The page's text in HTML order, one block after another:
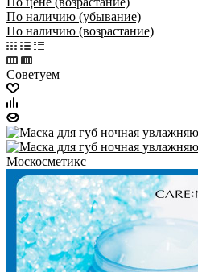
По наличию (убывание)
По наличию (возрастание)
Советуем